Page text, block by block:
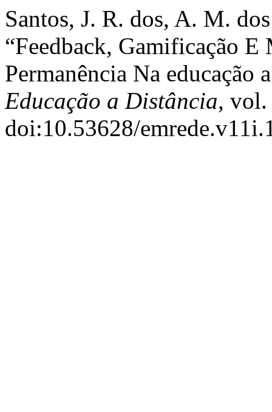
Santos, J. R. dos, A. M.
“Feedback, Gamificação
Permanência Na educação
Educação a Distância, vol.
doi:10.53628/